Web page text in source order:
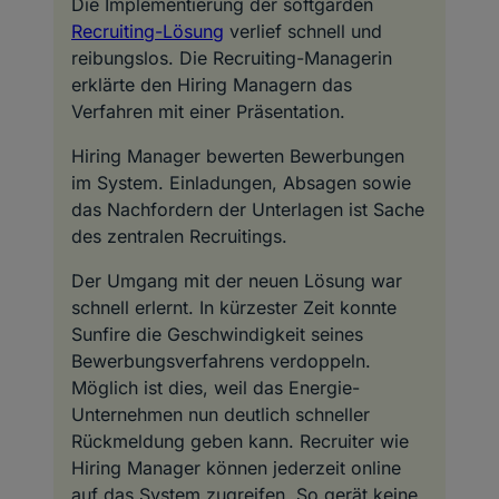
Recruiting-Lösung verlief schnell und
reibungslos. Die Recruiting-Managerin
erklärte den Hiring Managern das
Verfahren mit einer Präsentation.
Hiring Manager bewerten Bewerbungen
im System. Einladungen, Absagen sowie
das Nachfordern der Unterlagen ist Sache
des zentralen Recruitings.
Der Umgang mit der neuen Lösung war
schnell erlernt. In kürzester Zeit konnte
Sunfire die Geschwindigkeit seines
Bewerbungsverfahrens verdoppeln.
Möglich ist dies, weil das Energie-
Unternehmen nun deutlich schneller
Rückmeldung geben kann. Recruiter wie
Hiring Manager können jederzeit online
auf das System zugreifen. So gerät keine